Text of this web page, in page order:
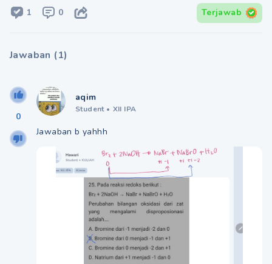
1 0 Terjawab
Jawaban (1)
0
aqim
Student • XII IPA
Jawaban b yahhh